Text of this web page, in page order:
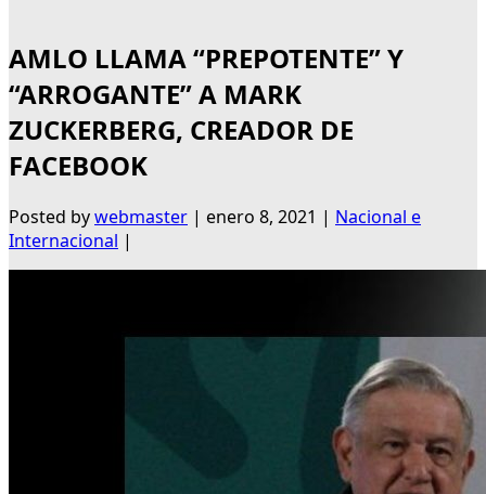
AMLO LLAMA “PREPOTENTE” Y
“ARROGANTE” A MARK
ZUCKERBERG, CREADOR DE
FACEBOOK
Posted bywebmaster | enero 8, 2021 | Nacional e
Internacional |